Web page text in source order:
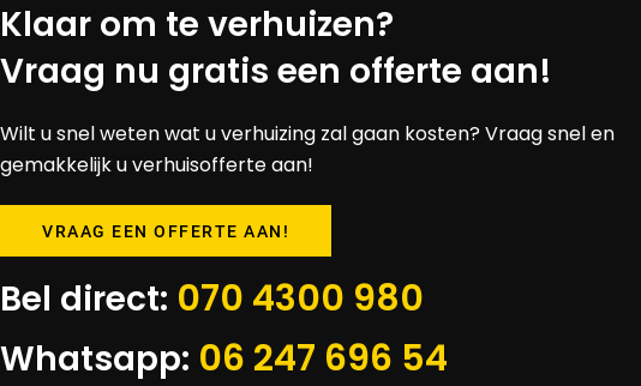
Klaar om te verhuizen?
Vraag nu gratis een offerte aan!
Wilt u snel weten wat u verhuizing zal gaan kosten? Vraag snel en
gemakkelijk u verhuisofferte aan!
VRAAG EEN OFFERTE AAN!
Bel direct: 070 4300 980
Whatsapp: 06 247 696 54